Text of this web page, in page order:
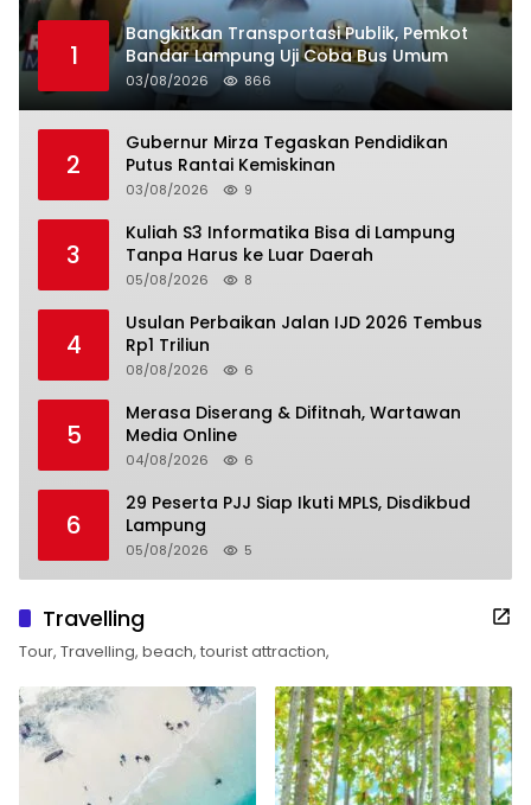
1
Bangkitkan Transportasi Publik, Pemkot
Bandar Lampung Uji Coba Bus Umum
03/08/2026 866
2
Gubernur Mirza Tegaskan Pendidikan
Putus Rantai Kemiskinan
03/08/2026 9
3
Kuliah S3 Informatika Bisa di Lampung
Tanpa Harus ke Luar Daerah
05/08/2026 8
4
Usulan Perbaikan Jalan IJD 2026 Tembus
Rp1 Triliun
08/08/2026 6
5
Merasa Diserang & Difitnah, Wartawan
Media Online
04/08/2026 6
6
29 Peserta PJJ Siap Ikuti MPLS, Disdikbud
Lampung
05/08/2026 5
Travelling
Tour, Travelling, beach, tourist attraction,